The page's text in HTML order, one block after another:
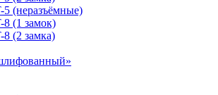
5 (неразъёмные)
8 (1 замок)
8 (2 замка)